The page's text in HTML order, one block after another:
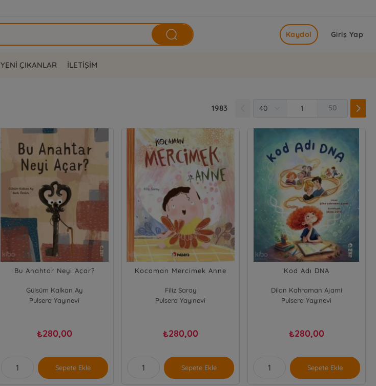
Giriş Yap
Kaydol
YENİ ÇIKANLAR İLETİŞİM
1983 50
Bu Anahtar Neyi Açar?
Gülsüm Kalkan Ay
Pulsera Yayınevi
₺280,00
Sepete Ekle
Kocaman Mercimek Anne
Filiz Saray
Pulsera Yayınevi
₺280,00
Sepete Ekle
Kod Adı DNA
Dilan Kahraman Ajami
Pulsera Yayınevi
₺280,00
Sepete Ekle